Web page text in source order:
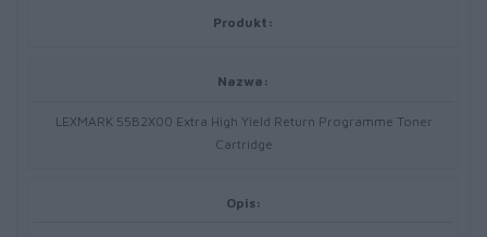
Produkt:
Nazwa:
LEXMARK 55B2X00 Extra High Yield Return Programme Toner
Cartridge
Opis: